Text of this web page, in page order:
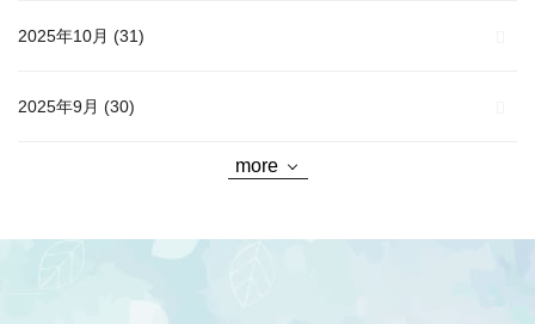
2025年10月 (31)
2025年9月 (30)
more